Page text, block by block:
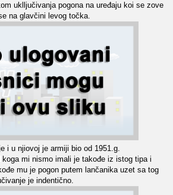
uklljučivanja pogona na uređaju koi se zove
na glavčini levog točka.
i u njiovoj je armiji bio od 1951.g.
koga mi nismo imali je takođe iz istog tipa i
mu je pogon putem lančanika uzet sa tog
je indentično.